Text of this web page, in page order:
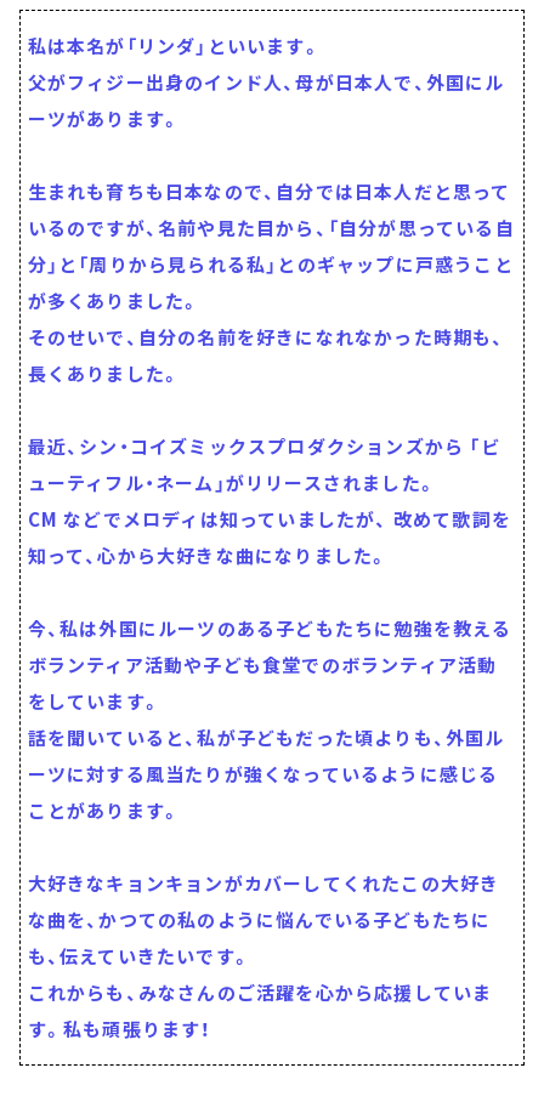
私は本名が「リンダ」といいます。
父がフィジー出身のインド人、母が日本人で、外国にル
ーツがあります。
生まれも育ちも日本なので、自分では日本人だと思って
いるのですが、名前や見た目から、「自分が思っている自
分」と「周りから見られる私」とのギャップに戸惑うこと
が多くありました。
そのせいで、自分の名前を好きになれなかった時期も、
長くありました。
最近、シン・コイズミックスプロダクションズから 「ビ
ューティフル・ネーム」がリリースされました。
CM などでメロディは知っていましたが、 改めて歌詞を
知って、心から大好きな曲になりました。
今、私は外国にルーツのある子どもたちに勉強を教える
ボランティア活動や子ども食堂でのボランティア活動
をしています。
話を聞いていると、私が子どもだった頃よりも、外国ル
ーツに対する風当たりが強くなっているように感じる
ことがあります。
大好きなキョンキョンがカバーしてくれたこの大好き
な曲を、かつての私のように悩んでいる子どもたちに
も、伝えていきたいです。
これからも、みなさんのご活躍を心から応援していま
す。私も頑張ります！